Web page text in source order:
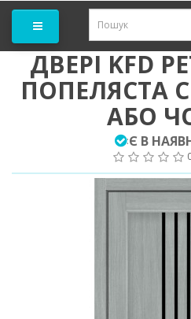
ДВЕРІ KFD
ПОПЕЛЯСТА
АБО
:Є В